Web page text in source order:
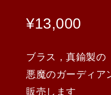
¥13,000
ブラス，真鍮製の
悪魔のガーディア
販売します